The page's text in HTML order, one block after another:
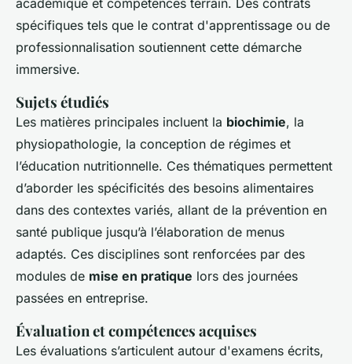
académique et compétences terrain. Des contrats
spécifiques tels que le contrat d'apprentissage ou de
professionnalisation soutiennent cette démarche
immersive.
Sujets étudiés
Les matières principales incluent la biochimie, la
physiopathologie, la conception de régimes et
l’éducation nutritionnelle. Ces thématiques permettent
d’aborder les spécificités des besoins alimentaires
dans des contextes variés, allant de la prévention en
santé publique jusqu’à l’élaboration de menus
adaptés. Ces disciplines sont renforcées par des
modules de mise en pratique lors des journées
passées en entreprise.
Évaluation et compétences acquises
Les évaluations s’articulent autour d'examens écrits,